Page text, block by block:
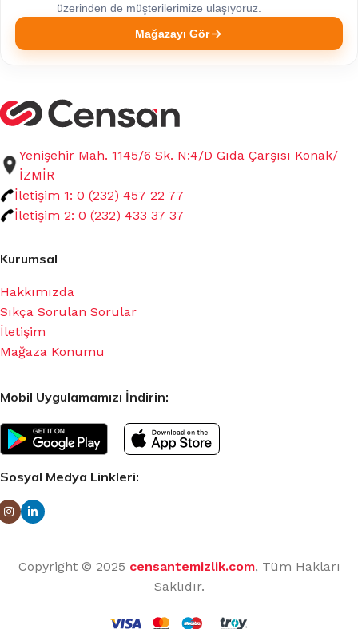
üzerinden de müşterilerimize ulaşıyoruz.
Mağazayı Gör
Yenişehir Mah. 1145/6 Sk. N:4/D Gıda Çarşısı Konak/
İZMİR
İletişim 1: 0 (232) 457 22 77
İletişim 2: 0 (232) 433 37 37
Kurumsal
Hakkımızda
Sıkça Sorulan Sorular
İletişim
Mağaza Konumu
Mobil Uygulamamızı İndirin:
Sosyal Medya Linkleri:
Copyright © 2025 censantemizlik.com, Tüm Hakları
Saklıdır.